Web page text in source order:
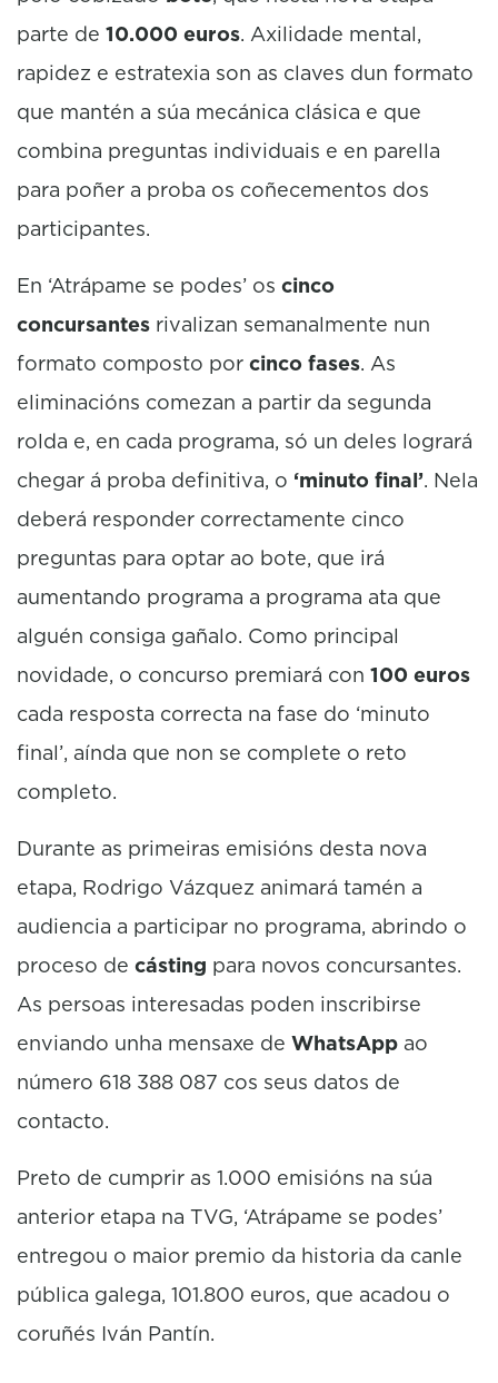
parte de 10.000 euros. Axilidade mental,
rapidez e estratexia son as claves dun formato
que mantén a súa mecánica clásica e que
combina preguntas individuais e en parella
para poñer a proba os coñecementos dos
participantes.
En ‘Atrápame se podes’ os cinco
concursantes rivalizan semanalmente nun
formato composto por cinco fases. As
eliminacións comezan a partir da segunda
rolda e, en cada programa, só un deles logrará
chegar á proba definitiva, o ‘minuto final’. Nela
deberá responder correctamente cinco
preguntas para optar ao bote, que irá
aumentando programa a programa ata que
alguén consiga gañalo. Como principal
novidade, o concurso premiará con 100 euros
cada resposta correcta na fase do ‘minuto
final’, aínda que non se complete o reto
completo.
Durante as primeiras emisións desta nova
etapa, Rodrigo Vázquez animará tamén a
audiencia a participar no programa, abrindo o
proceso de cásting para novos concursantes.
As persoas interesadas poden inscribirse
enviando unha mensaxe de WhatsApp ao
número 618 388 087 cos seus datos de
contacto.
Preto de cumprir as 1.000 emisións na súa
anterior etapa na TVG, ‘Atrápame se podes’
entregou o maior premio da historia da canle
pública galega, 101.800 euros, que acadou o
coruñés Iván Pantín.